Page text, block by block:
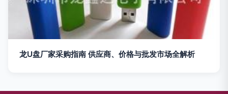
龙U盘厂家采购指南 供应商、价格与批发市场全解析